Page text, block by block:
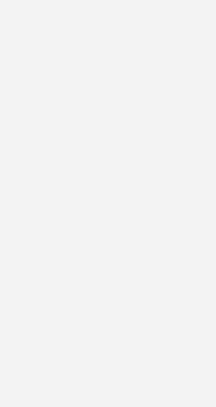
was für Veränderungen
zur verringern
zu verlängern.
wie sich das Silicagel
den optimalen
Zudem überprüfen wir
So
Temperaturen
Trafobrand und damit